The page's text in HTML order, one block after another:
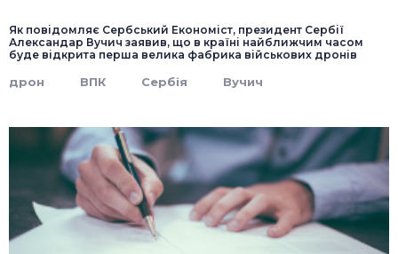
Як повідомляє Сербський Економіст, президент Сербії
Александар Вучич заявив, що в країні найближчим часом
буде відкрита перша велика фабрика військових дронів
дрон ВПК Сербія Вучич